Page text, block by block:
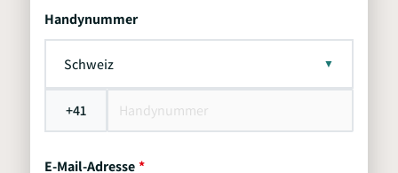
Handynummer
Schweiz
+41
E-Mail-Adresse